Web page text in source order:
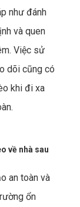
như đánh
và quen
Việc sử
dõi cũng có
khi đi xa
về nhà sau
an toàn và
ổn